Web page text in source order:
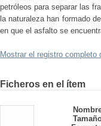
petróleos para separar las
la naturaleza han formado
en que el asfalto se
Mostrar el registro completo
Ficheros en el ítem